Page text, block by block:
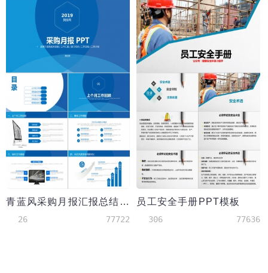
青蓝风采购月报汇报总结PPT模板
26 77722
员工安全手册PPT模板
306 77636